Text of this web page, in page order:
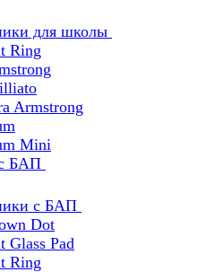
для школы
Ring
Armstrong
Mini
БАП
с БАП
Dot
Glass Pad
Ring